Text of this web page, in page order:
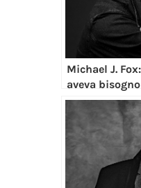
Michael J.
aveva